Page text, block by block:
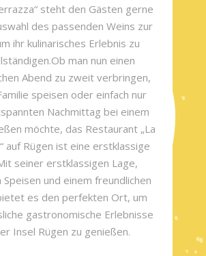
steht den Gästen gerne
des passenden Weins zur
ihr kulinarisches Erlebnis zu
man nun einen
Abend zu zweit verbringen,
speisen oder einfach nur
Nachmittag bei einem
möchte, das Restaurant „La
auf Rügen ist eine erstklassige
seiner erstklassigen Lage,
Speisen und einem freundlichen
es den perfekten Ort, um
gastronomische Erlebnisse
Insel Rügen zu genießen.